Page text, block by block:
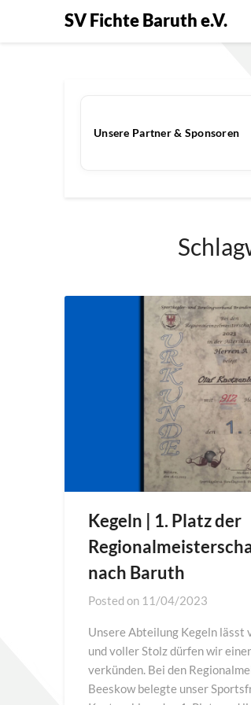
SV Fichte Baruth e.V.
Unsere Partner & Sponsoren
Kegeln | 1. Platz der
nach Baruth
Posted on 11/04/2023
Unsere Abteilung Kegeln lässt
und voller Stolz dürfen wir
verkünden. Bei den
Beeskow belegte unser